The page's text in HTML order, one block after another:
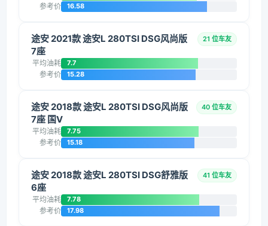
参考价 16.58
途安 2021款 途安L 280TSI DSG风尚版
7座
21 位车友
平均油耗 7.7
参考价 15.28
途安 2018款 途安L 280TSI DSG风尚版
7座 国V
40 位车友
平均油耗 7.75
参考价 15.18
途安 2018款 途安L 280TSI DSG舒雅版
6座
41 位车友
平均油耗 7.78
参考价 17.98